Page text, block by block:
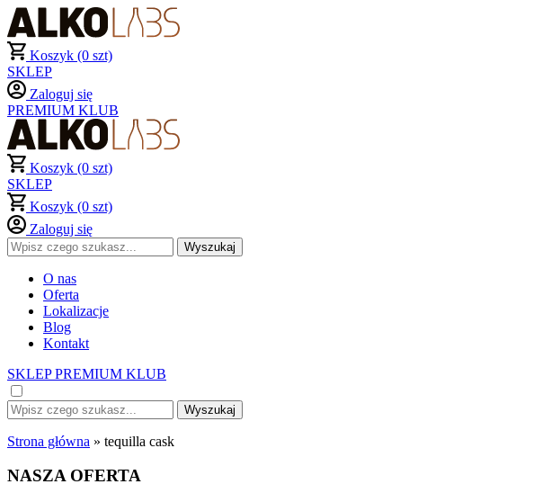
Koszyk (0 szt)
SKLEP
Zaloguj się
PREMIUM KLUB
Koszyk (0 szt)
SKLEP
Koszyk (0 szt)
Zaloguj się
O nas
Oferta
Lokalizacje
Blog
Kontakt
SKLEPPREMIUM KLUB
Strona główna » tequilla cask
NASZA OFERTA